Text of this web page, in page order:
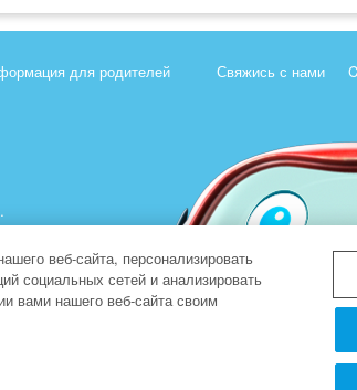
для родителей Свяжись с нами
веб-сайта, персонализировать
социальных сетей и анализировать
вами нашего веб-сайта своим